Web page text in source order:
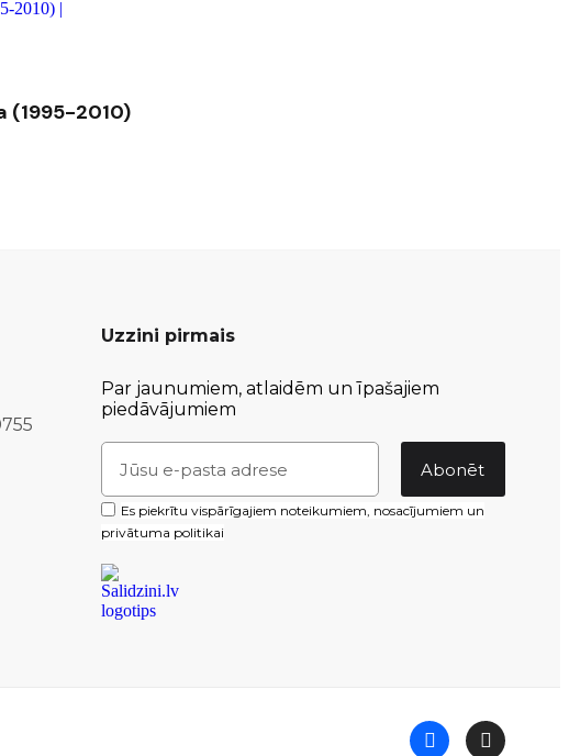
(1995-2010)
Uzzini pirmais
Par jaunumiem, atlaidēm un īpašajiem
piedāvājumiem
Abonēt
Es piekrītu vispārīgajiem noteikumiem, nosacījumiem un
privātuma politikai